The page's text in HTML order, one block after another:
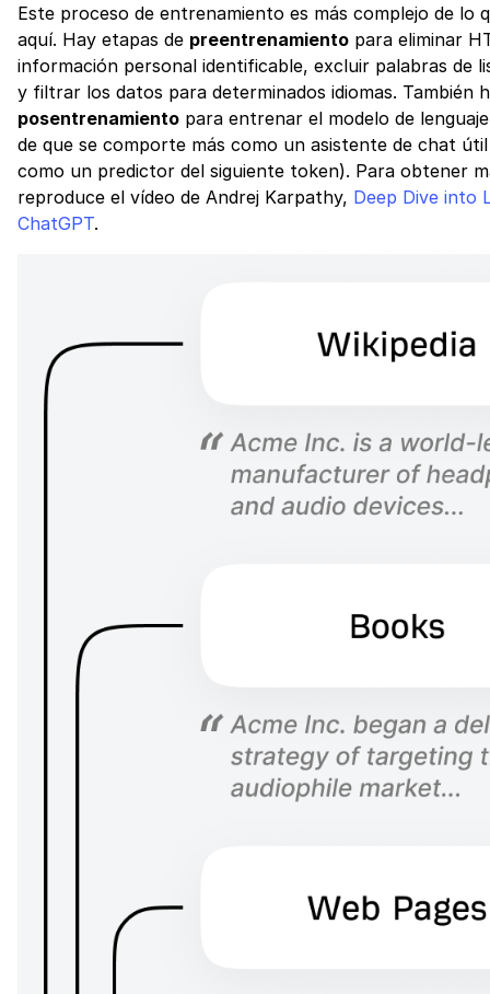
Este proceso de entrenamiento es más complejo de lo
aquí. Hay etapas de preentrenamiento para eliminar
información personal identificable, excluir palabras de
y filtrar los datos para determinados idiomas. También
posentrenamiento para entrenar el modelo de
de que se comporte más como un asistente de chat
como un predictor del siguiente token). Para obtener
reproduce el vídeo de Andrej Karpathy, Deep Dive into
ChatGPT.